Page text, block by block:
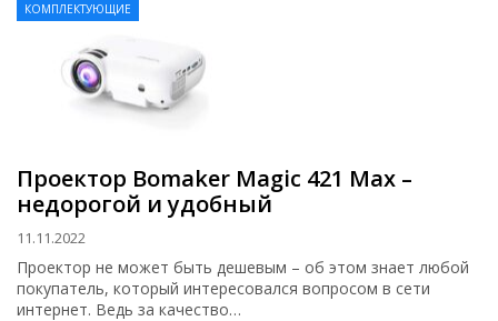
КОМПЛЕКТУЮЩИЕ
Проектор Bomaker Magic 421 Max –
недорогой и удобный
11.11.2022
Проектор не может быть дешевым – об этом знает любой
покупатель, который интересовался вопросом в сети
интернет. Ведь за качество…